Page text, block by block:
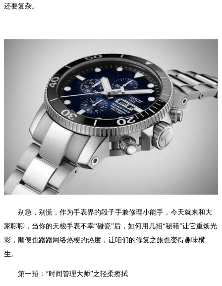
还要复杂。
别急，别慌，作为手表界的段子手兼修理小能手，今天就来和大
家聊聊，当你的天梭手表不幸“碰瓷”后，如何用几招“秘籍”让它重焕光
彩，顺便也蹭蹭网络热梗的热度，让咱们的修复之旅也变得趣味横
生。
第一招：“时间管理大师”之轻柔擦拭